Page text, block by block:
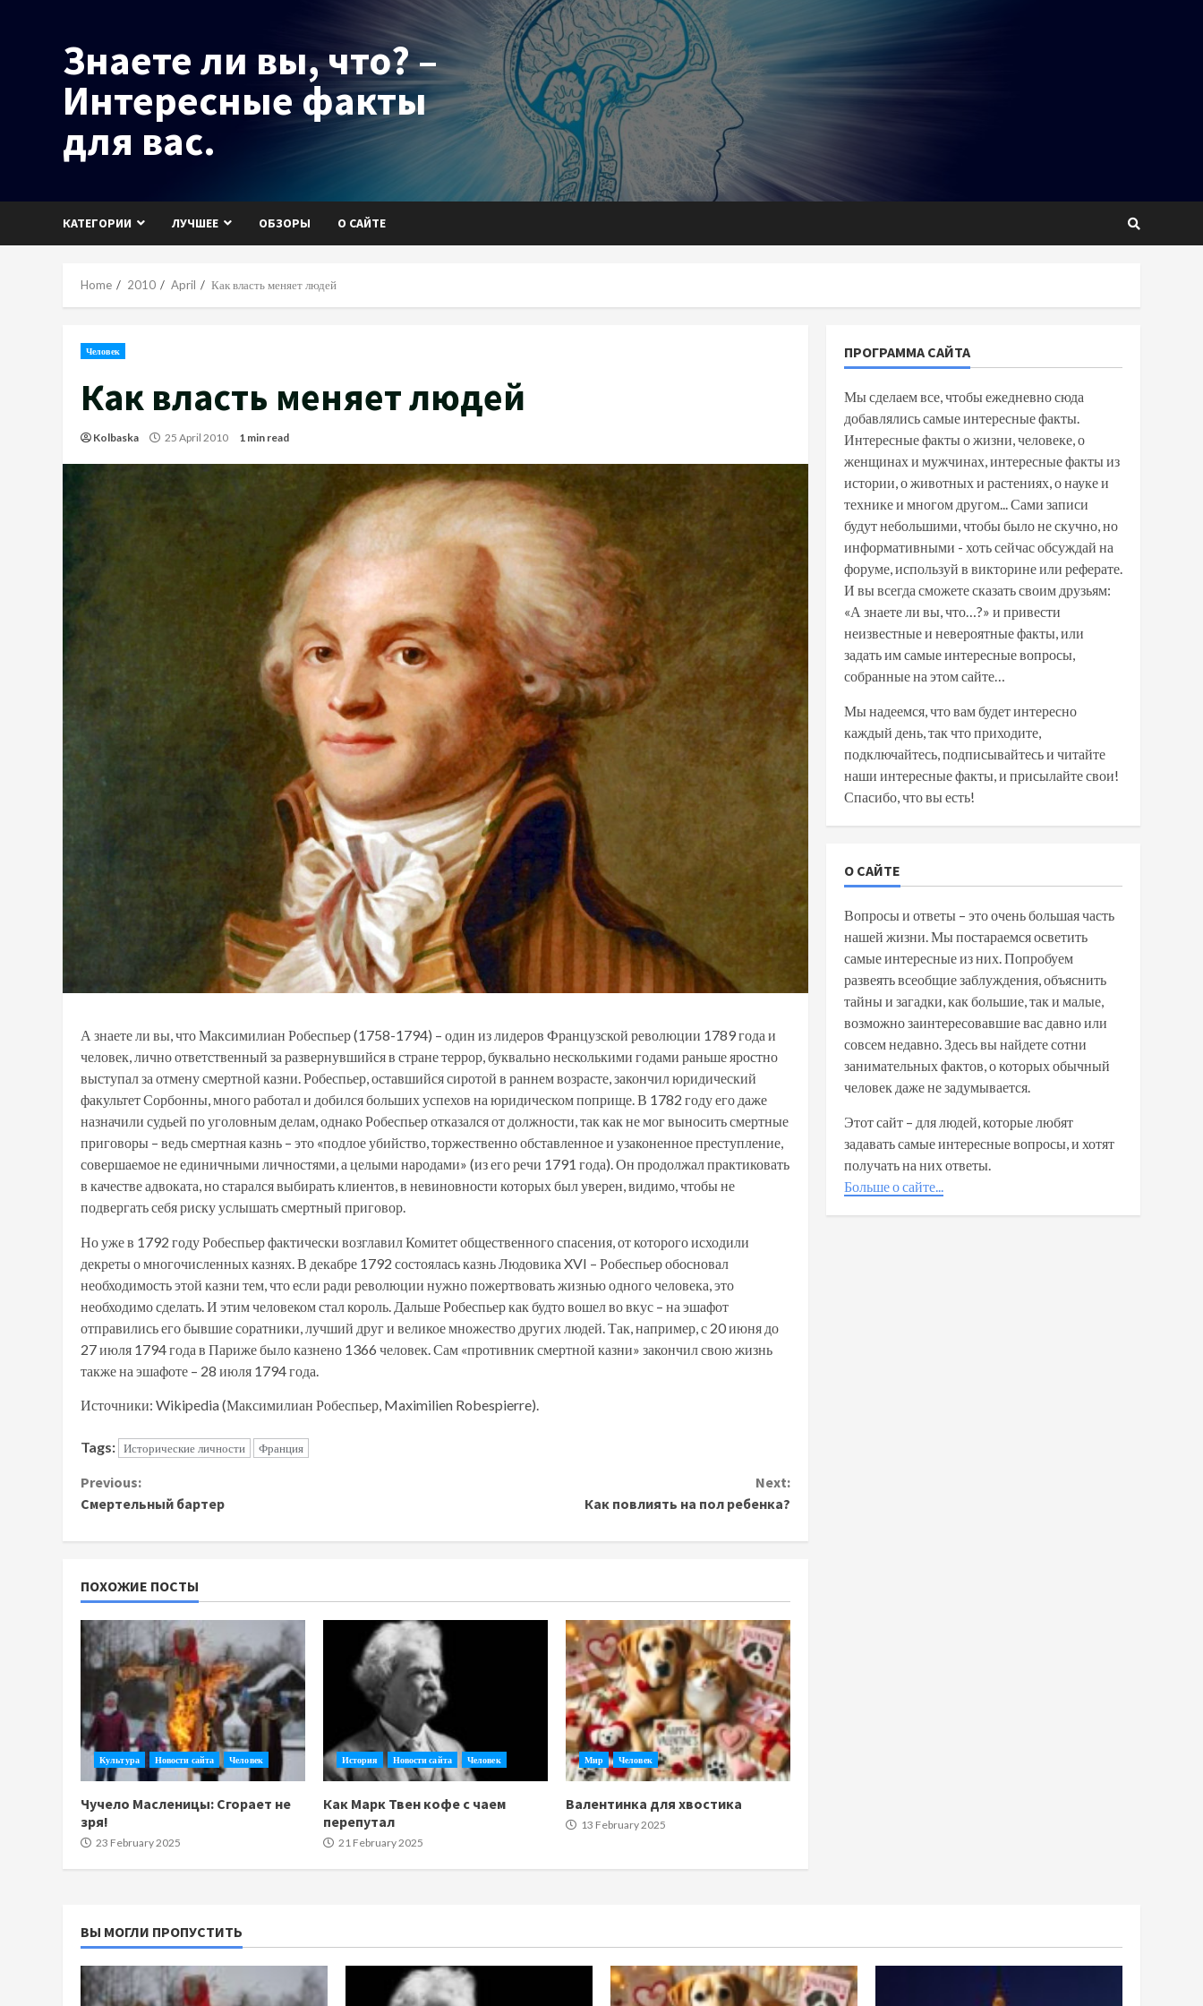
Знаете ли вы, что? –
Интересные факты
для вас.
КАТЕГОРИИ ЛУЧШЕЕ ОБЗОРЫ О САЙТЕ
Home 2010 April Как власть меняет людей
Человек
Как власть меняет людей
Kolbaska 25 April 2010 1 min read
А знаете ли вы, что Максимилиан Робеспьер (1758-1794) – один из лидеров Французской революции 1789 года и
человек, лично ответственный за развернувшийся в стране террор, буквально несколькими годами раньше яростно
выступал за отмену смертной казни. Робеспьер, оставшийся сиротой в раннем возрасте, закончил юридический
факультет Сорбонны, много работал и добился больших успехов на юридическом поприще. В 1782 году его даже
назначили судьей по уголовным делам, однако Робеспьер отказался от должности, так как не мог выносить смертные
приговоры – ведь смертная казнь – это «подлое убийство, торжественно обставленное и узаконенное преступление,
совершаемое не единичными личностями, а целыми народами» (из его речи 1791 года). Он продолжал практиковать
в качестве адвоката, но старался выбирать клиентов, в невиновности которых был уверен, видимо, чтобы не
подвергать себя риску услышать смертный приговор.
Но уже в 1792 году Робеспьер фактически возглавил Комитет общественного спасения, от которого исходили
декреты о многочисленных казнях. В декабре 1792 состоялась казнь Людовика XVI – Робеспьер обосновал
необходимость этой казни тем, что если ради революции нужно пожертвовать жизнью одного человека, это
необходимо сделать. И этим человеком стал король. Дальше Робеспьер как будто вошел во вкус – на эшафот
отправились его бывшие соратники, лучший друг и великое множество других людей. Так, например, с 20 июня до
27 июля 1794 года в Париже было казнено 1366 человек. Сам «противник смертной казни» закончил свою жизнь
также на эшафоте – 28 июля 1794 года.
Источники: Wikipedia (Максимилиан Робеспьер, Maximilien Robespierre).
Tags: Исторические личности Франция
Continue
Reading
Previous:
Смертельный бартер
Next:
Как повлиять на пол ребенка?
ПОХОЖИЕ ПОСТЫ
Культура Новости сайта Человек
Чучело Масленицы: Сгорает не
зря!
23 February 2025
История Новости сайта Человек
Как Марк Твен кофе с чаем
перепутал
21 February 2025
Мир Человек
Валентинка для хвостика
13 February 2025
ПРОГРАММА САЙТА
Мы сделаем все, чтобы ежедневно сюда
добавлялись самые интересные факты.
Интересные факты о жизни, человеке, о
женщинах и мужчинах, интересные факты из
истории, о животных и растениях, о науке и
технике и многом другом... Сами записи
будут небольшими, чтобы было не скучно, но
информативными - хоть сейчас обсуждай на
форуме, используй в викторине или реферате.
И вы всегда сможете сказать своим друзьям:
«А знаете ли вы, что…?» и привести
неизвестные и невероятные факты, или
задать им самые интересные вопросы,
собранные на этом сайте…
Мы надеемся, что вам будет интересно
каждый день, так что приходите,
подключайтесь, подписывайтесь и читайте
наши интересные факты, и присылайте свои!
Спасибо, что вы есть!
О САЙТЕ
Вопросы и ответы – это очень большая часть
нашей жизни. Мы постараемся осветить
самые интересные из них. Попробуем
развеять всеобщие заблуждения, объяснить
тайны и загадки, как большие, так и малые,
возможно заинтересовавшие вас давно или
совсем недавно. Здесь вы найдете сотни
занимательных фактов, о которых обычный
человек даже не задумывается.
Этот сайт – для людей, которые любят
задавать самые интересные вопросы, и хотят
получать на них ответы.
Больше о сайте...
ВЫ МОГЛИ ПРОПУСТИТЬ